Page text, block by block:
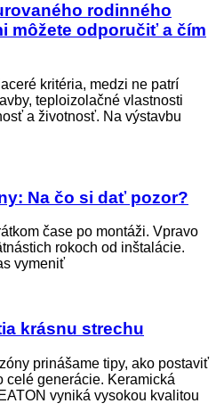
rodinného
môžete odporučiť a čím
kritéria, medzi ne patrí
teploizolačné vlastnosti
a životnosť. Na výstavbu
Na čo si dať pozor?
čase po montáži. Vpravo
rokoch od inštalácie.
vymeniť
krásnu strechu
prinášame tipy, ako postaviť
celé generácie. Keramická
vyniká vysokou kvalitou